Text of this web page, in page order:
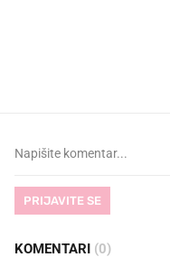
PRIJAVITE SE
KOMENTARI (0)